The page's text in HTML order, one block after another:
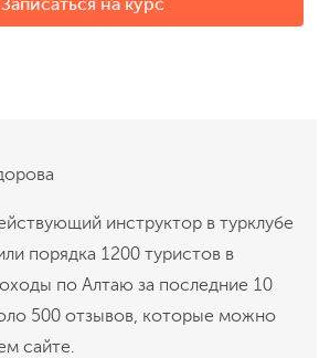
инструктор в турклубе
порядка 1200 туристов в
по Алтаю за последние 10
500 отзывов, которые можно
сайте.